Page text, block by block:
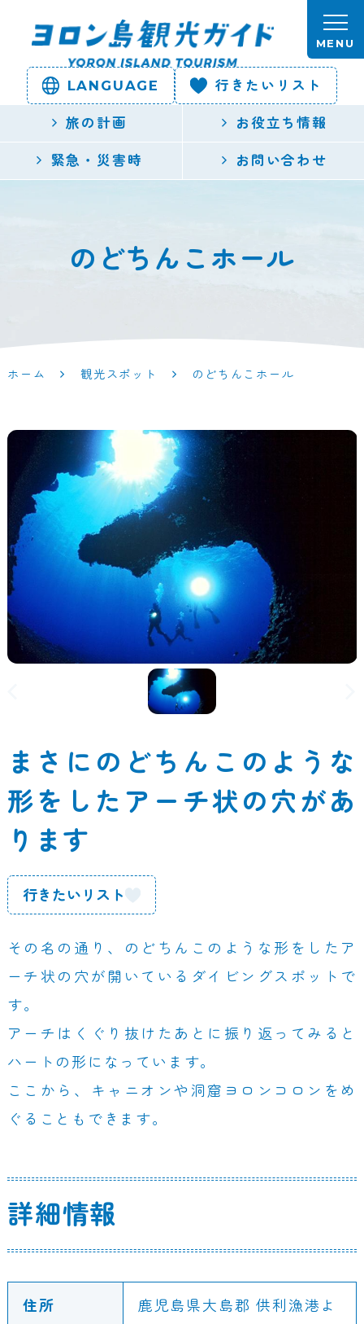
ヨロン島
観光ガイ
ド | 鹿児
端の与論
光サイト
LANGUAGE 行きたいリスト
旅の計画 お役立ち情報
緊急・災害時 お問い合わせ
MENU
のどちんこホール
ホーム 観光スポット のどちんこホール
まさにのどちんこのような
形をしたアーチ状の穴があ
ります
行きたいリスト
その名の通り、のどちんこのような形をしたア
ーチ状の穴が開いているダイビングスポットで
す。
アーチはくぐり抜けたあとに振り返ってみると
ハートの形になっています。
ここから、キャニオンや洞窟ヨロンコロンをめ
ぐることもできます。
詳細情報
住所
鹿児島県大島郡 供利漁港よ